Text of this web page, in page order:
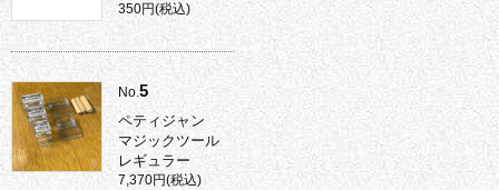
350円(税込)
No.5
ペティジャン
マジックツール
レギュラー
7,370円(税込)